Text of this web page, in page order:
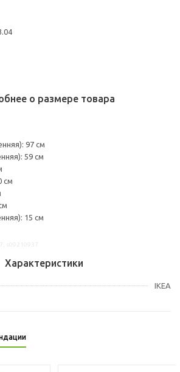
о размере товара
97 см
59 см
см
15 см
Характеристики
IKEA